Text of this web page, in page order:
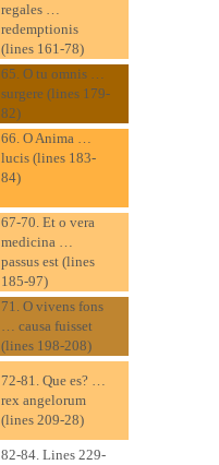
regales …
redemptionis
(lines 161-78)
65. O tu omnis …
surgere (lines 179-
82)
66. O Anima …
lucis (lines 183-
84)
67-70. Et o vera
medicina …
passus est (lines
185-97)
71. O vivens fons
… causa fuisset
(lines 198-208)
72-81. Que es? …
rex angelorum
(lines 209-28)
82-84. Lines 229-